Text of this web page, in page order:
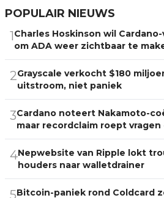
POPULAIR NIEUWS
1Charles Hoskinson wil
om ADA weer zichtbaar te
2Grayscale verkocht $180
uitstroom, niet paniek
3Cardano noteert Nakamoto-
maar recordclaim roept vragen
4Nepwebsite van Ripple lokt
houders naar walletdrainer
5Bitcoin-paniek rond Coldcard